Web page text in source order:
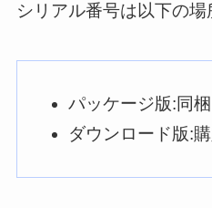
シリアル番号は以下の場
パッケージ版:同
ダウンロード版: